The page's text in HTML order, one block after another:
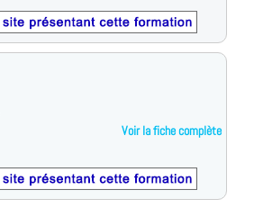
Voir la fiche complète